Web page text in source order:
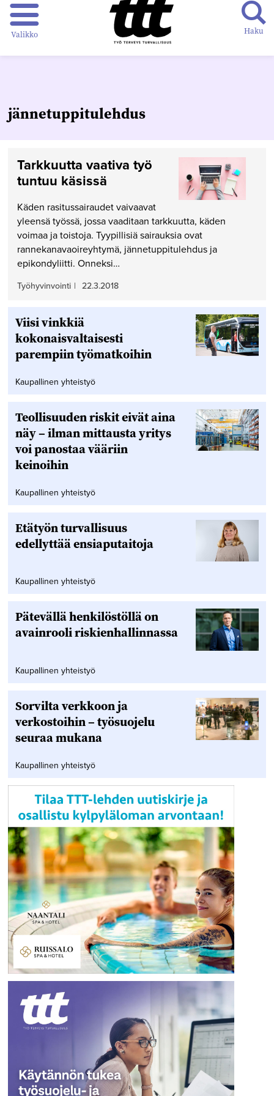
Valikko Haku
jännetuppitulehdus
Tarkkuutta vaativa työ
tuntuu käsissä
Käden rasitussairaudet vaivaavat
yleensä työssä, jossa vaaditaan tarkkuutta, käden
voimaa ja toistoja. Tyypillisiä sairauksia ovat
rannekanavaoireyhtymä, jännetuppitulehdus ja
epikondyliitti. Onneksi…
Työhyvinvointi | 22.3.2018
Viisi vinkkiä
kokonaisvaltaisesti
parempiin työmatkoihin
Kaupallinen yhteistyö
Teollisuuden riskit eivät aina
näy – ilman mittausta yritys
voi panostaa vääriin
keinoihin
Kaupallinen yhteistyö
Etätyön turvallisuus
edellyttää ensiaputaitoja
Kaupallinen yhteistyö
Pätevällä henkilöstöllä on
avainrooli riskienhallinnassa
Kaupallinen yhteistyö
Sorvilta verkkoon ja
verkostoihin – työsuojelu
seuraa mukana
Kaupallinen yhteistyö